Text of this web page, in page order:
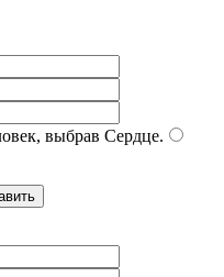
выбрав Сердце.